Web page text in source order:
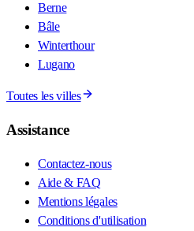
Berne
Bâle
Winterthour
Lugano
Toutes les villes
Assistance
Contactez-nous
Aide & FAQ
Mentions légales
Conditions d'utilisation